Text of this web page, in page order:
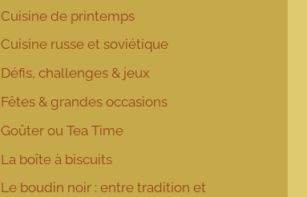
Cuisine de printemps
Cuisine russe et soviétique
Défis, challenges & jeux
Fêtes & grandes occasions
Goûter ou Tea Time
La boîte à biscuits
Le boudin noir : entre tradition et